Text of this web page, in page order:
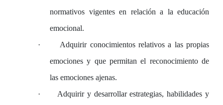
normativos vigentes en relación a la educación
emocional.
·
Adquirir conocimientos relativos a las propias
emociones y que permitan el reconocimiento de
las emociones ajenas.
·
Adquirir y desarrollar estrategias, habilidades y